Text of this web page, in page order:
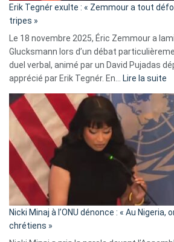
»
Erik Tegnér exulte : « Zemmour a tout
tripes »
Le 18 novembre 2025, Éric Zemmour a
Glucksmann lors d’un débat
duel verbal, animé par un David Pujadas
apprécié par Erik Tegnér. En…
Lire la suite
a
Nicki Minaj à l’ONU dénonce : « Au
chrétiens »